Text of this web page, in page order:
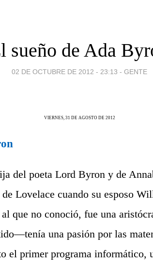
sueño de Ada
02 DE OCTUBRE DE 2012 - 23:13 - GENTE
VIERNES, 31 DE AGOSTO DE 2012
del poeta Lord Byron y de
Lovelace cuando su esposo
que no conoció, fue una
una pasión por las
el primer programa informático,